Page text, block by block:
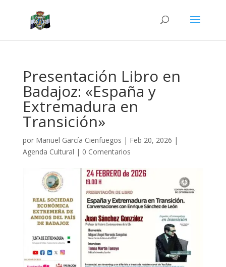
Presentación Libro en
Badajoz: «España y
Extremadura en
Transición»
por Manuel García Cienfuegos | Feb 20, 2026 |
Agenda Cultural | 0 Comentarios